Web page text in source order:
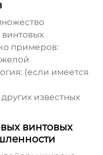
примеров:
: (если имеется
известных
винтовых